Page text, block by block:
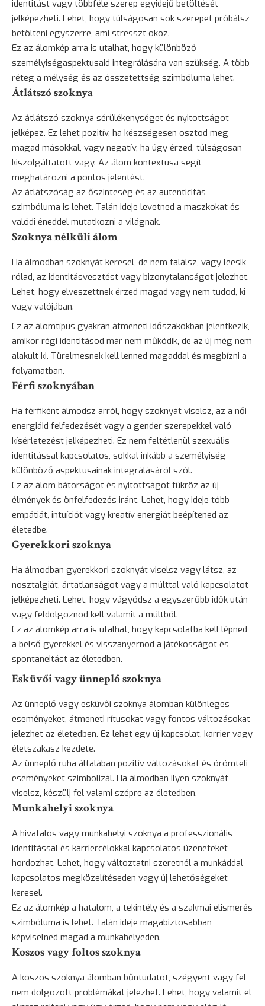
identitást vagy többféle szerep egyidejű betöltését
jelképezheti. Lehet, hogy túlságosan sok szerepet próbálsz
betölteni egyszerre, ami stresszt okoz.
Ez az álomkép arra is utalhat, hogy különböző
személyiségaspektusaid integrálására van szükség. A több
réteg a mélység és az összetettség szimbóluma lehet.
Átlátszó szoknya
Az átlátszó szoknya sérülékenységet és nyitottságot
jelképez. Ez lehet pozitív, ha készségesen osztod meg
magad másokkal, vagy negatív, ha úgy érzed, túlságosan
kiszolgáltatott vagy. Az álom kontextusa segít
meghatározni a pontos jelentést.
Az átlátszóság az őszinteség és az autenticitás
szimbóluma is lehet. Talán ideje levetned a maszkokat és
valódi éneddel mutatkozni a világnak.
Szoknya nélküli álom
Ha álmodban szoknyát keresel, de nem találsz, vagy leesik
rólad, az identitásvesztést vagy bizonytalanságot jelezhet.
Lehet, hogy elveszettnek érzed magad vagy nem tudod, ki
vagy valójában.
Ez az álomtípus gyakran átmeneti időszakokban jelentkezik,
amikor régi identitásod már nem működik, de az új még nem
alakult ki. Türelmesnek kell lenned magaddal és megbízni a
folyamatban.
Férfi szoknyában
Ha férfiként álmodsz arról, hogy szoknyát viselsz, az a női
energiáid felfedezését vagy a gender szerepekkel való
kísérletezést jelképezheti. Ez nem feltétlenül szexuális
identitással kapcsolatos, sokkal inkább a személyiség
különböző aspektusainak integrálásáról szól.
Ez az álom bátorságot és nyitottságot tükröz az új
élmények és önfelfedezés iránt. Lehet, hogy ideje több
empátiát, intuíciót vagy kreatív energiát beépítened az
életedbe.
Gyerekkori szoknya
Ha álmodban gyerekkori szoknyát viselsz vagy látsz, az
nosztalgiát, ártatlanságot vagy a múlttal való kapcsolatot
jelképezheti. Lehet, hogy vágyódsz a egyszerűbb idők után
vagy feldolgoznod kell valamit a múltból.
Ez az álomkép arra is utalhat, hogy kapcsolatba kell lépned
a belső gyerekkel és visszanyernod a játékosságot és
spontaneitást az életedben.
Esküvői vagy ünneplő szoknya
Az ünneplő vagy esküvői szoknya álomban különleges
eseményeket, átmeneti rítusokat vagy fontos változásokat
jelezhet az életedben. Ez lehet egy új kapcsolat, karrier vagy
életszakasz kezdete.
Az ünneplő ruha általában pozitív változásokat és örömteli
eseményeket szimbolizál. Ha álmodban ilyen szoknyát
viselsz, készülj fel valami szépre az életedben.
Munkahelyi szoknya
A hivatalos vagy munkahelyi szoknya a professzionális
identitással és karriercélokkal kapcsolatos üzeneteket
hordozhat. Lehet, hogy változtatni szeretnél a munkáddal
kapcsolatos megközelítéseden vagy új lehetőségeket
keresel.
Ez az álomkép a hatalom, a tekintély és a szakmai elismerés
szimbóluma is lehet. Talán ideje magabiztosabban
képviselned magad a munkahelyeden.
Koszos vagy foltos szoknya
A koszos szoknya álomban bűntudatot, szégyent vagy fel
nem dolgozott problémákat jelezhet. Lehet, hogy valamit el